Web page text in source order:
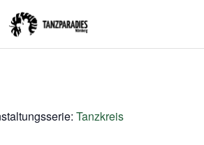
Tanzkreis